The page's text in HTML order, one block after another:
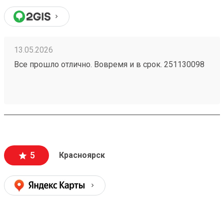
13.05.2026
Все прошло отлично. Вовремя и в срок. 251130098
5 Красноярск